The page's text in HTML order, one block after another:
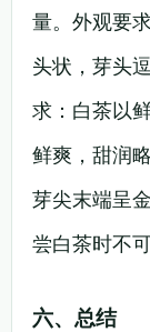
量。外观要
头状，芽头
求：白茶以
鲜爽，甜润
芽尖末端呈
尝白茶时不
六、总结